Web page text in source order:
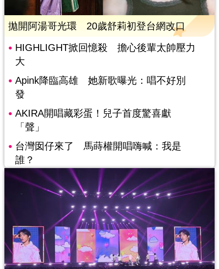
拋開阿湯哥光環 20歲舒莉初登台網改口
HIGHLIGHT掀回憶殺 擔心後輩太帥壓力
大
Apink降臨高雄 她新歌曝光：唱不好別
發
AKIRA開唱藏彩蛋！兒子首度驚喜獻
「聲」
台灣囡仔來了 馬蒔權開唱嗨喊：我是
誰？